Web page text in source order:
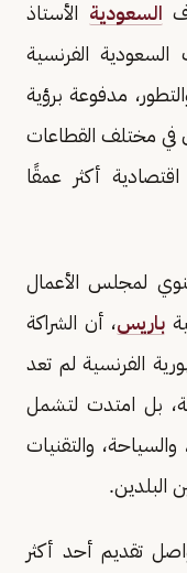
السعودية الأستاذ
الفرنسية
مدفوعة برؤية
في مختلف القطاعات
أكثر عمقًا
لمجلس الأعمال
باريس، أن الشراكة
الفرنسية لم تعد
بل امتدت لتشمل
والسياحة، والتقنيات
البلدين.
إلى أن رؤية المملكة 2030 تواصل تقديم أحد أكثر